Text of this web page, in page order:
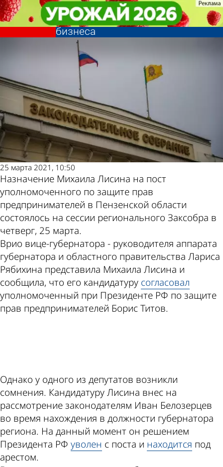
Депутат усомнился в законности
назначения нового защитника
бизнеса
Политика
25 марта 2021, 10:50
Назначение Михаила Лисина на пост
уполномоченного по защите прав
предпринимателей в Пензенской области
состоялось на сессии регионального Заксобра в
четверг, 25 марта.
Врио вице-губернатора - руководителя аппарата
губернатора и областного правительства Лариса
Рябихина представила Михаила Лисина и
сообщила, что его кандидатуру согласовал
уполномоченный при Президенте РФ по защите
прав предпринимателей Борис Титов.
Однако у одного из депутатов возникли
сомнения. Кандидатуру Лисина внес на
рассмотрение законодателям Иван Белозерцев
во время нахождения в должности губернатора
региона. На данный момент он решением
Президента РФ уволен с поста и находится под
арестом.
Депутат усомнился в законности
назначения нового защитника
бизнеса
Политика
Другие новости
по теме
Погода и курсы
валют в Пензе